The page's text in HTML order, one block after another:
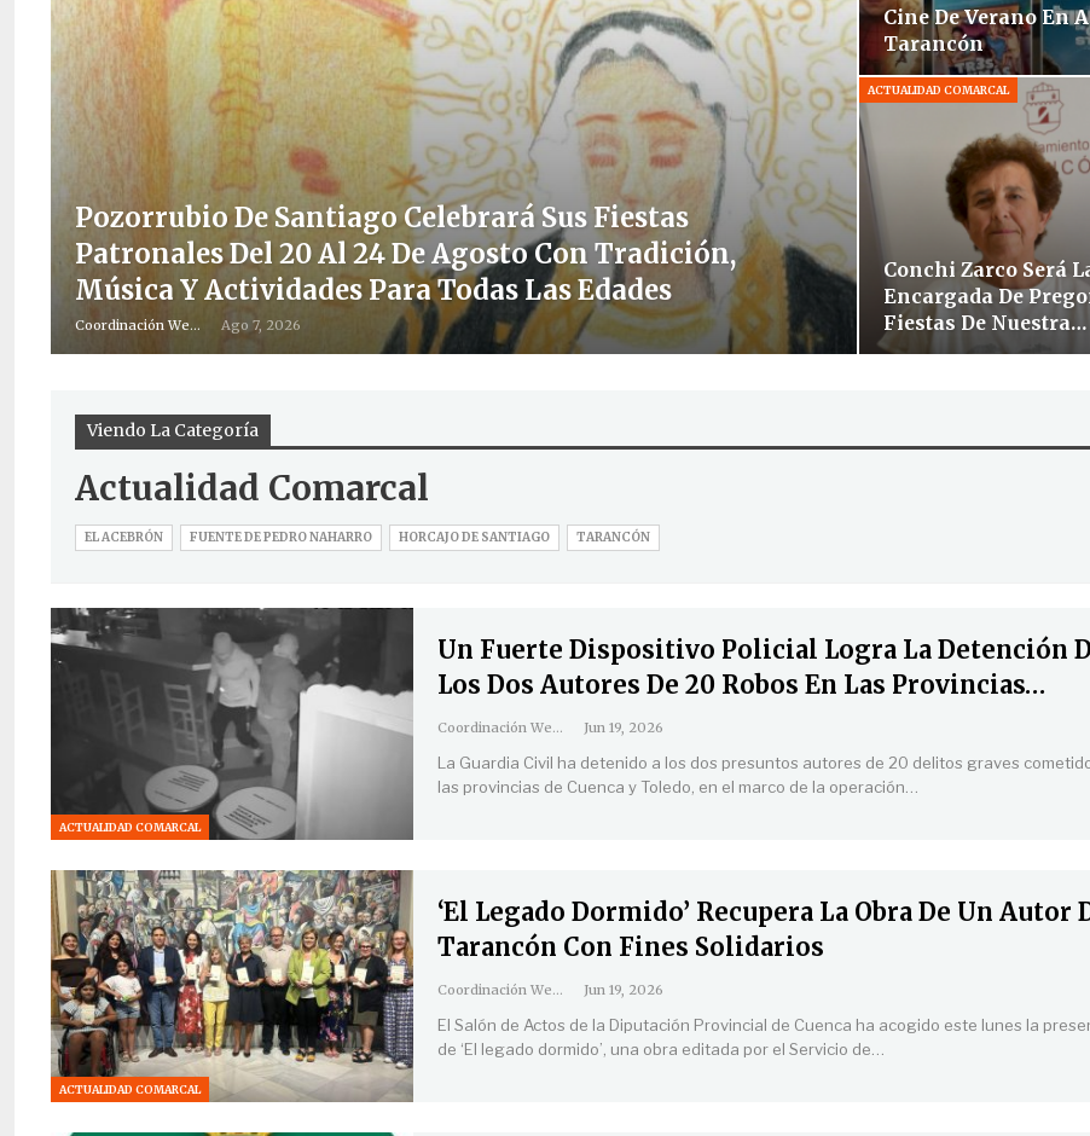
Pozorrubio De Santiago Celebrará Sus Fiestas
Patronales Del 20 Al 24 De Agosto Con Tradición,
Música Y Actividades Para Todas Las Edades
Coordinación Web Ago 7, 2026
Cine De Verano En
Tarancón
ACTUALIDAD COMARCAL
Conchi Zarco Será
Encargada De
Fiestas De Nuestra…
Viendo La Categoría
Actualidad Comarcal
EL ACEBRÓN FUENTE DE PEDRO NAHARRO HORCAJO DE SANTIAGO TARANCÓN
ACTUALIDAD COMARCAL
Un Fuerte Dispositivo Policial Logra La Detención
Los Dos Autores De 20 Robos En Las Provincias…
Coordinación Web Jun 19, 2026
La Guardia Civil ha detenido a los dos presuntos autores de 20 delitos graves
las provincias de Cuenca y Toledo, en el marco de la operación…
ACTUALIDAD COMARCAL
‘El Legado Dormido’ Recupera La Obra De Un Autor
Tarancón Con Fines Solidarios
Coordinación Web Jun 19, 2026
El Salón de Actos de la Diputación Provincial de Cuenca ha acogido este lunes la
de ‘El legado dormido’, una obra editada por el Servicio de…